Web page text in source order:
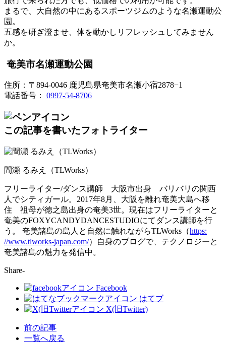
まるで、大自然の中にあるスポーツジムのような名瀬運動公
園。
五感を研ぎ澄ませ、体を動かしリフレッシュしてみません
か。
奄美市名瀬運動公園
住所：〒894-0046 鹿児島県奄美市名瀬小宿2878−1
電話番号：
0997-54-8706
この記事を書いたフォトライター
間瀬 るみえ（TLWorks）
フリーライター/ダンス講師 大阪市出身 バリバリの関西
人でシティガール。2017年8月、 大阪を離れ奄美大島へ移
住 祖母が徳之島出身の奄美3世。 現在はフリーライターと
奄美のFOXYCANDYDANCESTUDIOにてダンス講師を行
う。 奄美諸島の島人と自然に触れながらTLWorks（https:
//www.tlworks-japan.com/）
自身のブログで、テクノロジーと
奄美諸島の魅力を発信中。
Share-
Facebook
はてブ
X(旧Twitter)
前の記事
一覧へ戻る